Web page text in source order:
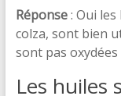
Réponse: Oui les
colza, sont bien
sont pas
Les huiles